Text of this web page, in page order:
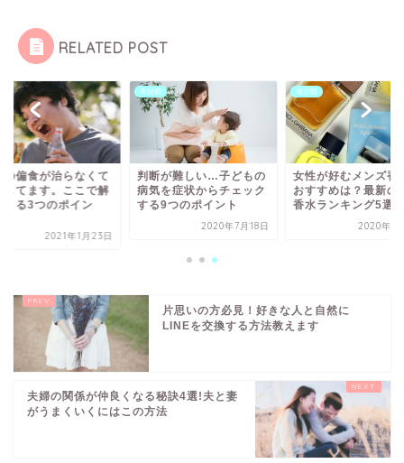
RELATED POST
の偏食が治らなくて
してます。ここで解
きる3つのポイン
2021年1月23日
未分類
判断が難しい…子どもの
病気を症状からチェック
する9つのポイント
2020年7月18日
未分類
女性が好むメンズ香
おすすめは？最新の
香水ランキング5選
2020年6
片思いの方必見！好きな人と自然に
LINEを交換する方法教えます
夫婦の関係が仲良くなる秘訣4選!夫と妻
がうまくいくにはこの方法